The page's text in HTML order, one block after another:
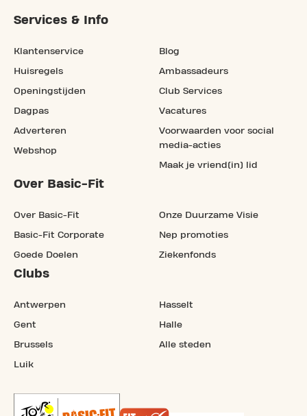
Services & Info
Klantenservice
Huisregels
Openingstijden
Dagpas
Adverteren
Webshop
Blog
Ambassadeurs
Club Services
Vacatures
Voorwaarden voor social
media-acties
Maak je vriend(in) lid
Over Basic-Fit
Over Basic-Fit
Basic-Fit Corporate
Goede Doelen
Onze Duurzame Visie
Nep promoties
Ziekenfonds
Clubs
Antwerpen
Gent
Brussels
Luik
Hasselt
Halle
Alle steden